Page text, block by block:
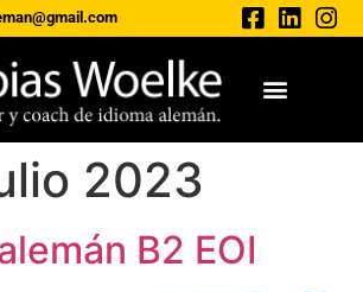
2023
B2 EOI